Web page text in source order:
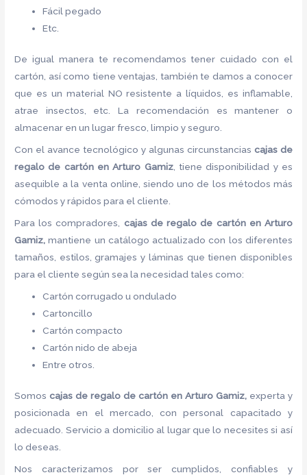
Fácil pegado
Etc.
De igual manera te recomendamos tener cuidado con el
cartón, así como tiene ventajas, también te damos a conocer
que es un material NO resistente a líquidos, es inflamable,
atrae insectos, etc. La recomendación es mantener o
almacenar en un lugar fresco, limpio y seguro.
Con el avance tecnológico y algunas circunstancias cajas de
regalo de cartón en Arturo Gamiz, tiene disponibilidad y es
asequible a la venta online, siendo uno de los métodos más
cómodos y rápidos para el cliente.
Para los compradores, cajas de regalo de cartónen Arturo
Gamiz,mantiene un catálogo actualizado con los diferentes
tamaños, estilos, gramajes y láminas que tienen disponibles
para el cliente según sea la necesidad tales como:
Cartón corrugado u ondulado
Cartoncillo
Cartón compacto
Cartón nido de abeja
Entre otros.
Somoscajas de regalo de cartón en Arturo Gamiz, experta y
posicionada en el mercado, con personal capacitado y
adecuado. Servicio a domicilio al lugar que lo necesites si así
lo deseas.
Nos caracterizamos por ser cumplidos, confiables y